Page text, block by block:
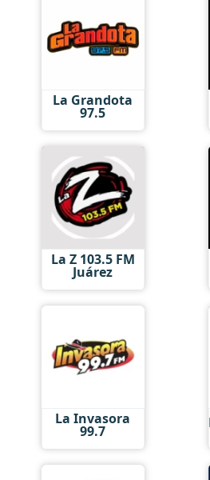
La Grandota
97.5
La Z 103.5 FM
Juárez
La Invasora
99.7